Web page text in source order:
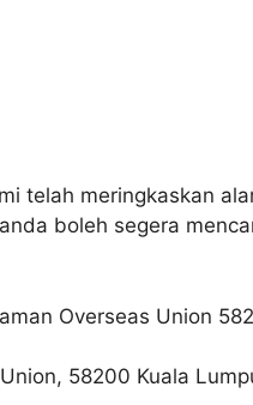
telah meringkaskan
boleh segera
Overseas Union
58200 Kuala